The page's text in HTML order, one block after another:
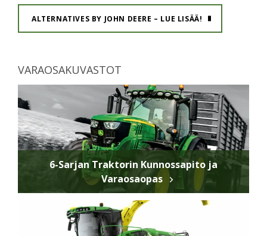
ALTERNATIVES BY JOHN DEERE – LUE LISÄÄ!
VARAOSAKUVASTOT
6-Sarjan Traktorin Kunnossapito ja
Varaosaopas